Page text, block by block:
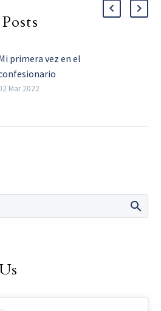
primera vez en el
y ejemplo
Mar 2022